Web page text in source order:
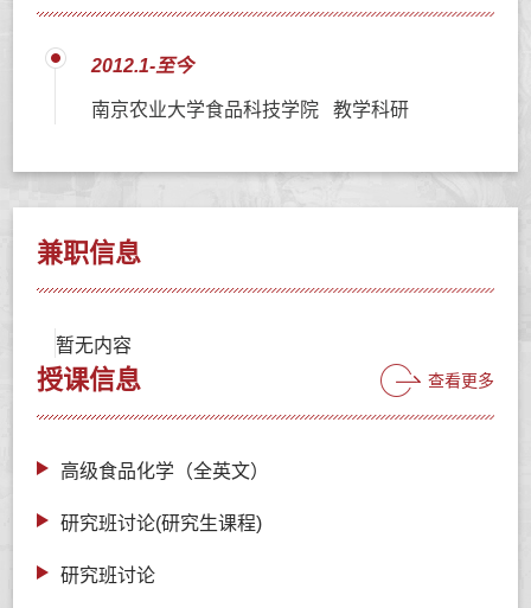
2012.1-至今
南京农业大学食品科技学院 教学科研
兼职信息
暂无内容
授课信息 查看更多
高级食品化学（全英文）
研究班讨论(研究生课程)
研究班讨论